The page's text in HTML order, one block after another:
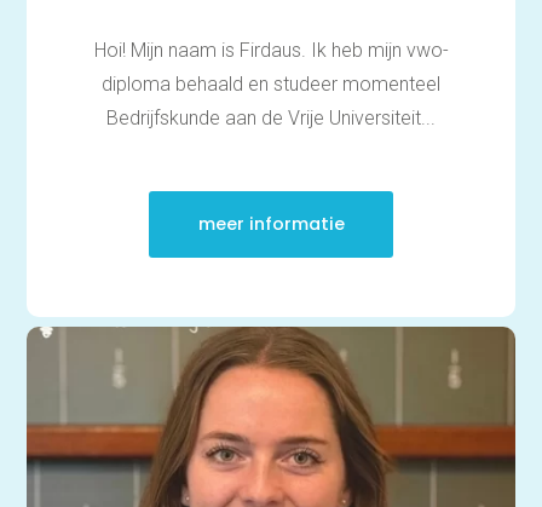
Hoi! Mijn naam is Firdaus. Ik heb mijn vwo-
diploma behaald en studeer momenteel
Bedrijfskunde aan de Vrije Universiteit...
meer informatie